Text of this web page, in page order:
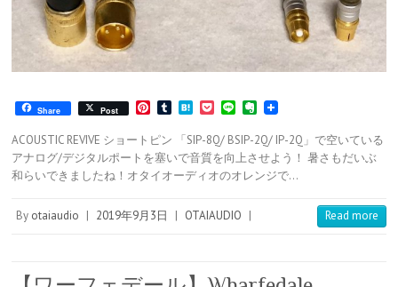
Share Post
P
n
t
e
r
s
t
T
m
b
l
r
H
t
e
n
a
P
c
k
e
t
L
n
e
E
e
r
n
o
ACOUSTIC REVIVE ショートピン 「SIP-8Q/ BSIP-2Q/ IP-2Q」で空いている
アナログ/デジタルポートを塞いで音質を向上させよう！ 暑さもだいぶ
和らいできましたね！オタイオーディオのオレンジで…
By otaiaudio | 2019年9月3日 | OTAIAUDIO | Read more